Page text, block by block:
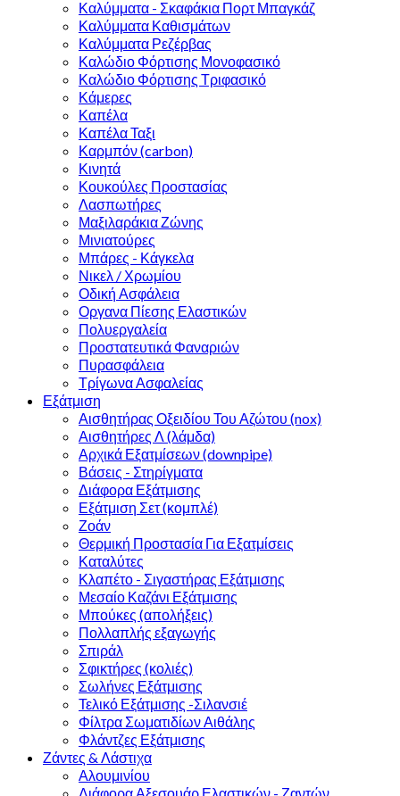
Καλύμματα - Σκαφάκια Πορτ Μπαγκάζ
Καλύμματα Καθισμάτων
Καλύμματα Ρεζέρβας
Καλώδιο Φόρτισης Μονοφασικό
Καλώδιο Φόρτισης Τριφασικό
Κάμερες
Καπέλα
Καπέλα Ταξι
Καρμπόν (carbon)
Κινητά
Κουκούλες Προστασίας
Λασπωτήρες
Μαξιλαράκια Ζώνης
Μινιατούρες
Μπάρες - Κάγκελα
Νικελ / Χρωμίου
Οδική Ασφάλεια
Οργανα Πίεσης Ελαστικών
Πολυεργαλεία
Προστατευτικά Φαναριών
Πυρασφάλεια
Τρίγωνα Ασφαλείας
Εξάτμιση
Αισθητήρας Οξειδίου Του Αζώτου (nox)
Αισθητήρες Λ (λάμδα)
Αρχικά Εξατμίσεων (downpipe)
Βάσεις - Στηρίγματα
Διάφορα Εξάτμισης
Εξάτμιση Σετ (κομπλέ)
Ζοάν
Θερμική Προστασία Για Εξατμίσεις
Καταλύτες
Κλαπέτο - Σιγαστήρας Εξάτμισης
Μεσαίο Καζάνι Εξάτμισης
Μπούκες (απολήξεις)
Πολλαπλής εξαγωγής
Σπιράλ
Σφικτήρες (κολιές)
Σωλήνες Εξάτμισης
Τελικό Εξάτμισης -Σιλανσιέ
Φίλτρα Σωματιδίων Αιθάλης
Φλάντζες Εξάτμισης
Ζάντες & Λάστιχα
Αλουμινίου